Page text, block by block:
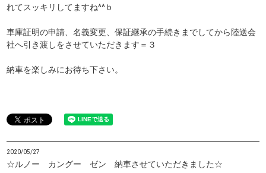
れてスッキリしてますね^^ｂ
車庫証明の申請、名義変更、保証継承の手続きまでしてから陸送会
社へ引き渡しをさせていただきます＝３
納車を楽しみにお待ち下さい。
2020/05/27
☆ルノー カングー ゼン 納車させていただきました☆